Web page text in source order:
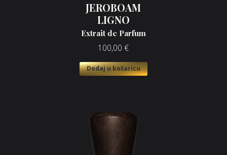
JEROBOAM
LIGNO
Extrait de Parfum
100,00 €
Dodaj u košaricu